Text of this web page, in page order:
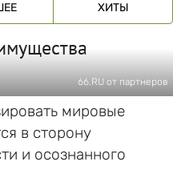
ХИТЫ
66.RU от партнеров
мировые
в сторону
и осознанного